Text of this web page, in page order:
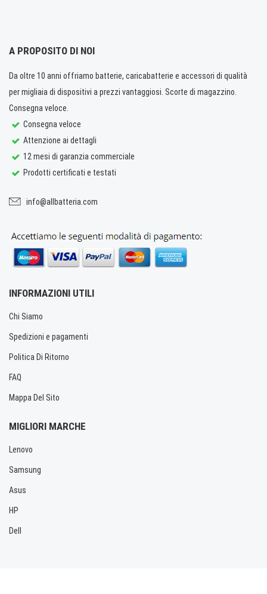
A PROPOSITO DI NOI
Da oltre 10 anni offriamo batterie, caricabatterie e accessori di qualità
per migliaia di dispositivi a prezzi vantaggiosi. Scorte di magazzino.
Consegna veloce.
Consegna veloce
Attenzione ai dettagli
12 mesi di garanzia commerciale
Prodotti certificati e testati
info@allbatteria.com
INFORMAZIONI UTILI
Chi Siamo
Spedizioni e pagamenti
Politica Di Ritorno
FAQ
Mappa Del Sito
MIGLIORI MARCHE
Lenovo
Samsung
Asus
HP
Dell